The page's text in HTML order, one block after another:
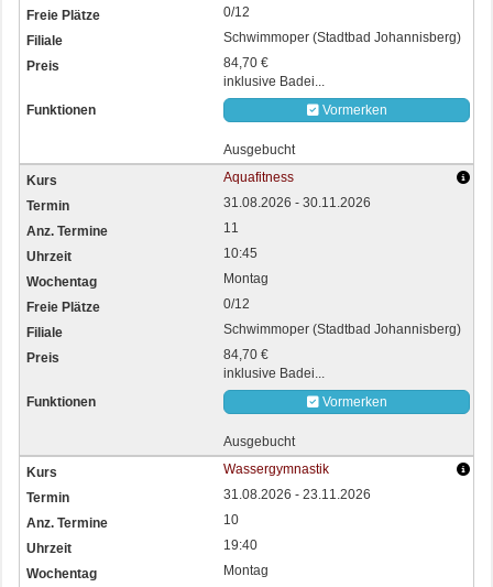
0/12
Schwimmoper (Stadtbad Johannisberg)
84,70 €
inklusive Badei...
Vormerken
Ausgebucht
Aquafitness
31.08.2026 - 30.11.2026
11
10:45
Montag
0/12
Schwimmoper (Stadtbad Johannisberg)
84,70 €
inklusive Badei...
Vormerken
Ausgebucht
Wassergymnastik
31.08.2026 - 23.11.2026
10
19:40
Montag